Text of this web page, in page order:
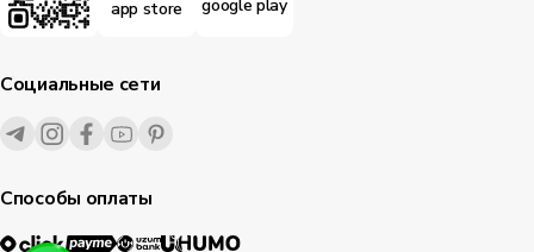
app store google play
Социальные сети
Способы оплаты